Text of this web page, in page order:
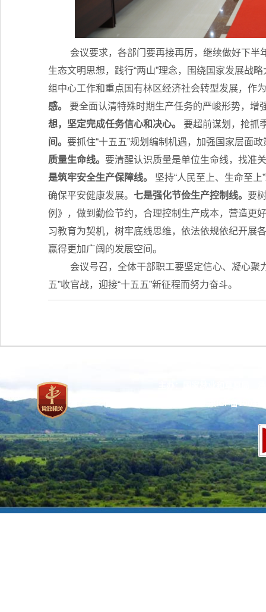
会议要求，各部门要再接再厉，继续做好下半
生态文明思想，践行“两山”理念，围绕国家发展战
组中心工作和重点国有林区经济社会转型发展，作
感。
要全面认清特殊时期生产任务的严峻形势，增
想，坚定完成任务信心和决心。
要超前谋划，抢抓
间。 要抓住“十五五”规划编制机遇，加强国家层面
质量生命线。 要清醒认识质量是单位生命线，找准
是筑牢安全生产保障线。 坚持“人民至上、生命至
确保平安健康发展。 七是强化节俭生产控制线。 要
例》，做到勤俭节约，合理控制生产成本，营造更
习教育为契机，树牢底线思维，依法依规依纪开展
赢得更加广阔的发展空间。
会议号召，全体干部职工要坚定信心、凝心聚
五”收官战，迎接“十五五”新征程而努力奋斗。
京ICP备